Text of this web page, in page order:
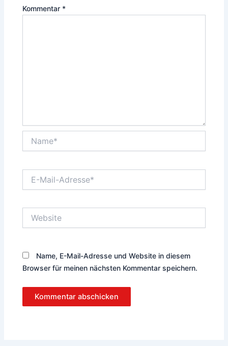
Kommentar *
Mail-
Name, E-Mail-Adresse und Website in diesem
Browser für meinen nächsten Kommentar speichern.